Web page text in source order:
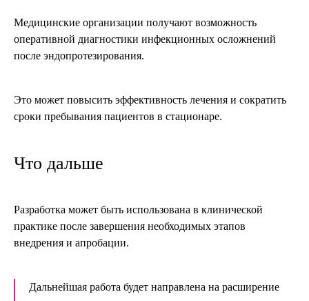
Медицинские организации получают возможность
оперативной диагностики инфекционных осложнений
после эндопротезирования.
Это может повысить эффективность лечения и сократить
сроки пребывания пациентов в стационаре.
Что дальше
Разработка может быть использована в клинической
практике после завершения необходимых этапов
внедрения и апробации.
Дальнейшая работа будет направлена на расширение